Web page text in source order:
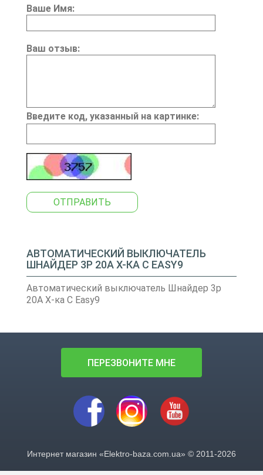
Ваше Имя:
Ваш отзыв:
Введите код, указанный на картинке:
ОТПРАВИТЬ
АВТОМАТИЧЕСКИЙ ВЫКЛЮЧАТЕЛЬ
ШНАЙДЕР 3Р 20А Х-КА С EASY9
Автоматический выключатель Шнайдер 3р
20А Х-ка С Easy9
ПЕРЕЗВОНИТЕ МНЕ
Интернет магазин «Elektro-baza.com.ua» © 2011-2026